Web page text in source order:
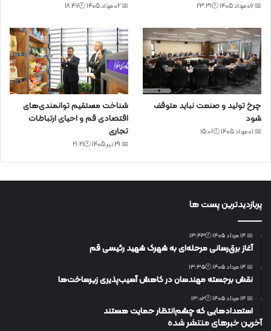
📅 06 مرداد 1405 🕙23:31 📅 02 مرداد 1405 🕙18:47
چرخ تولید و صنعت نباید متوقف
شود
📅 01 مرداد 1405 🕙15:01
شناخت مستقیم توانمندی‌های
اقتصادی قم و احیای ارتباطات
تجاری
📅 29 تیر 1405 🕙21:21
پربازدیدترین پست ها
📅 14 مرداد 1405 🕙13:43
آغاز برق‌رسانی مرحله‌ای به شهرک شهید رئیسی قم
📅 14 مرداد 1405 🕙13:35
نقش برجسته مهندسان در کاهش آسیب‌پذیری زیرساخت‌ها
📅 14 مرداد 1405 🕙13:02
استعدادهایی که چشم‌انتظار حمایت هستند
آخرین خبرهای منتشر شده